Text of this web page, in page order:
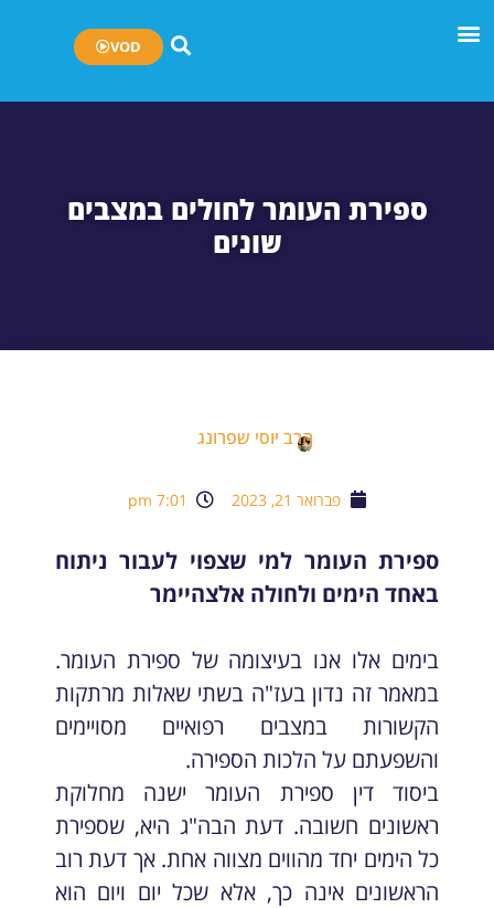
VOD
ספירת העומר לחולים במצבים
שונים
הרב יוסי שפרונג
פברואר 21, 2023 7:01 pm
ספירת העומר למי שצפוי לעבור ניתוח
באחד הימים ולחולה אלצהיימר
בימים אלו אנו בעיצומה של ספירת העומר.
במאמר זה נדון בעז"ה בשתי שאלות מרתקות
הקשורות במצבים רפואיים מסויימים
והשפעתם על הלכות הספירה.
ביסוד דין ספירת העומר ישנה מחלוקת
ראשונים חשובה. דעת הבה"ג היא, שספירת
כל הימים יחד מהווים מצווה אחת. אך דעת רוב
הראשונים אינה כך, אלא שכל יום ויום הוא